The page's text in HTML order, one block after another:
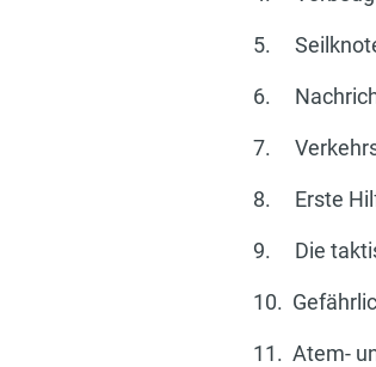
5.
6.
7.
8. Erste
9. Die
10.
11. Atem-